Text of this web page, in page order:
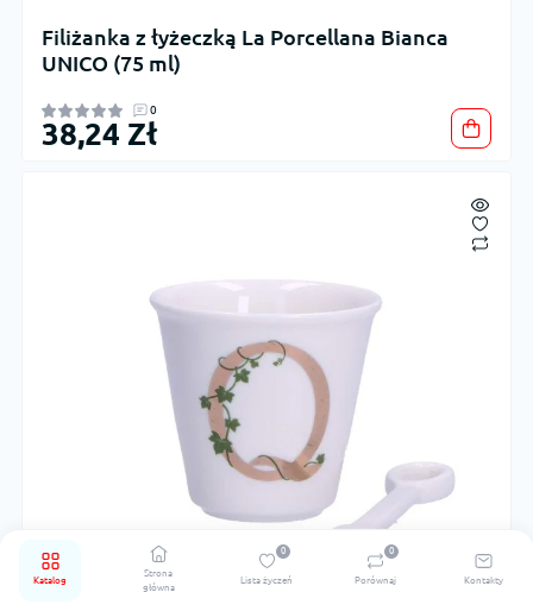
Katalog
Strona
główna
Lista życzeń
0
Porównaj
0
Kontakty
Filiżanka z łyżeczką La Porcellana Bianca
UNICO (75 ml)
0
38,24 Zł